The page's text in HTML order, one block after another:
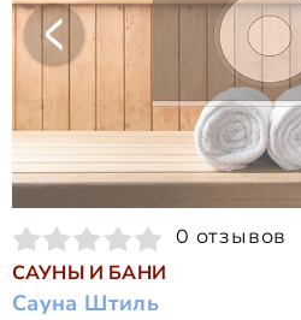
0 отзывов
САУНЫ И БАНИ
Сауна Штиль